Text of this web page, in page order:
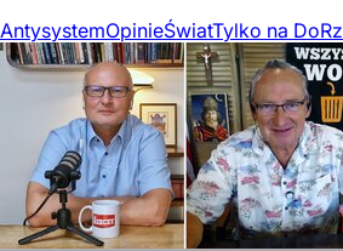
AntysystemOpinieŚwiatTylko na